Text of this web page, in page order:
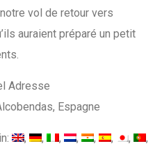
vol de retour vers
auraient préparé un petit
Adresse
Espagne